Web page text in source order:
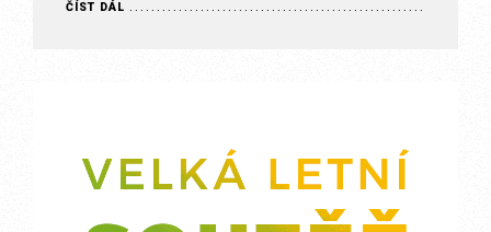
ČÍST DÁL